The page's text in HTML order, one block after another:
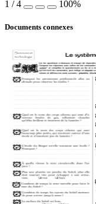
1 /4 100%
Documents connexes